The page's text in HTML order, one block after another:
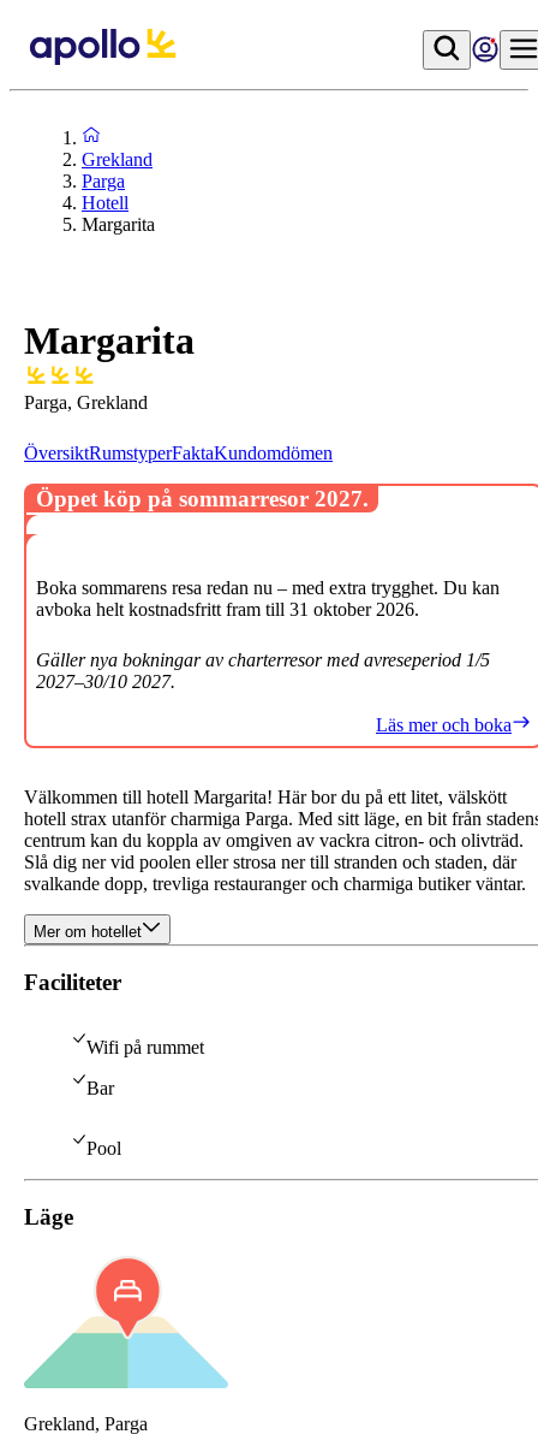
Grekland
Parga
Hotell
Margarita
Margarita
Parga, Grekland
ÖversiktRumstyperFaktaKundomdömen
Välkommen till hotell Margarita! Här bor du på ett litet, välskött
hotell strax utanför charmiga Parga. Med sitt läge, en bit från
centrum kan du koppla av omgiven av vackra citron- och olivträd.
Slå dig ner vid poolen eller strosa ner till stranden och staden, där
svalkande dopp, trevliga restauranger och charmiga butiker väntar.
Mer om hotellet
Faciliteter
Wifi på rummet
Bar
Pool
Läge
Grekland, Parga
Öppet köp på sommarresor 2027.
Boka sommarens resa redan nu – med extra trygghet. Du kan
avboka helt kostnadsfritt fram till 31 oktober 2026.
Gäller nya bokningar av charterresor med avreseperiod 1/5
2027–30/10 2027.
Läs mer och boka